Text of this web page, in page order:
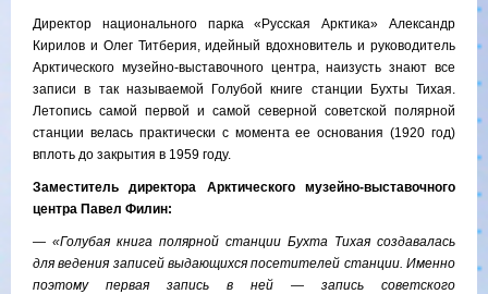
Директор национального парка «Русская Арктика» Александр
Кирилов и Олег Титберия, идейный вдохновитель и руководитель
Арктического музейно-выставочного центра, наизусть знают все
записи в так называемой Голубой книге станции Бухты Тихая.
Летопись самой первой и самой северной советской полярной
станции велась практически с момента ее основания (1920 год)
вплоть до закрытия в 1959 году.
Заместитель директора Арктического музейно-выставочного
центра Павел Филин:
— «Голубая книга полярной станции Бухта Тихая создавалась
для ведения записей выдающихся посетителей станции. Именно
поэтому первая запись в ней — запись советского